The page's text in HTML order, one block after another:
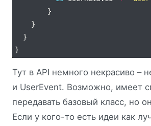
Тут в API немного некрасиво –
и UserEvent. Возможно, имеет
передавать базовый класс, но
Если у кого-то есть идеи как